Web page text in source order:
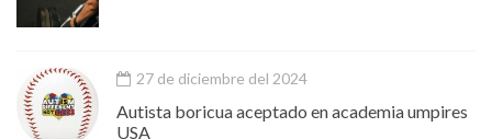
27 de diciembre del 2024
Autista boricua aceptado en academia umpires
USA